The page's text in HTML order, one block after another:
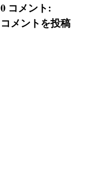
0 コメント:
コメントを投稿